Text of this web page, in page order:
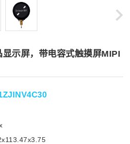
示屏，带电容式触摸屏MIPI